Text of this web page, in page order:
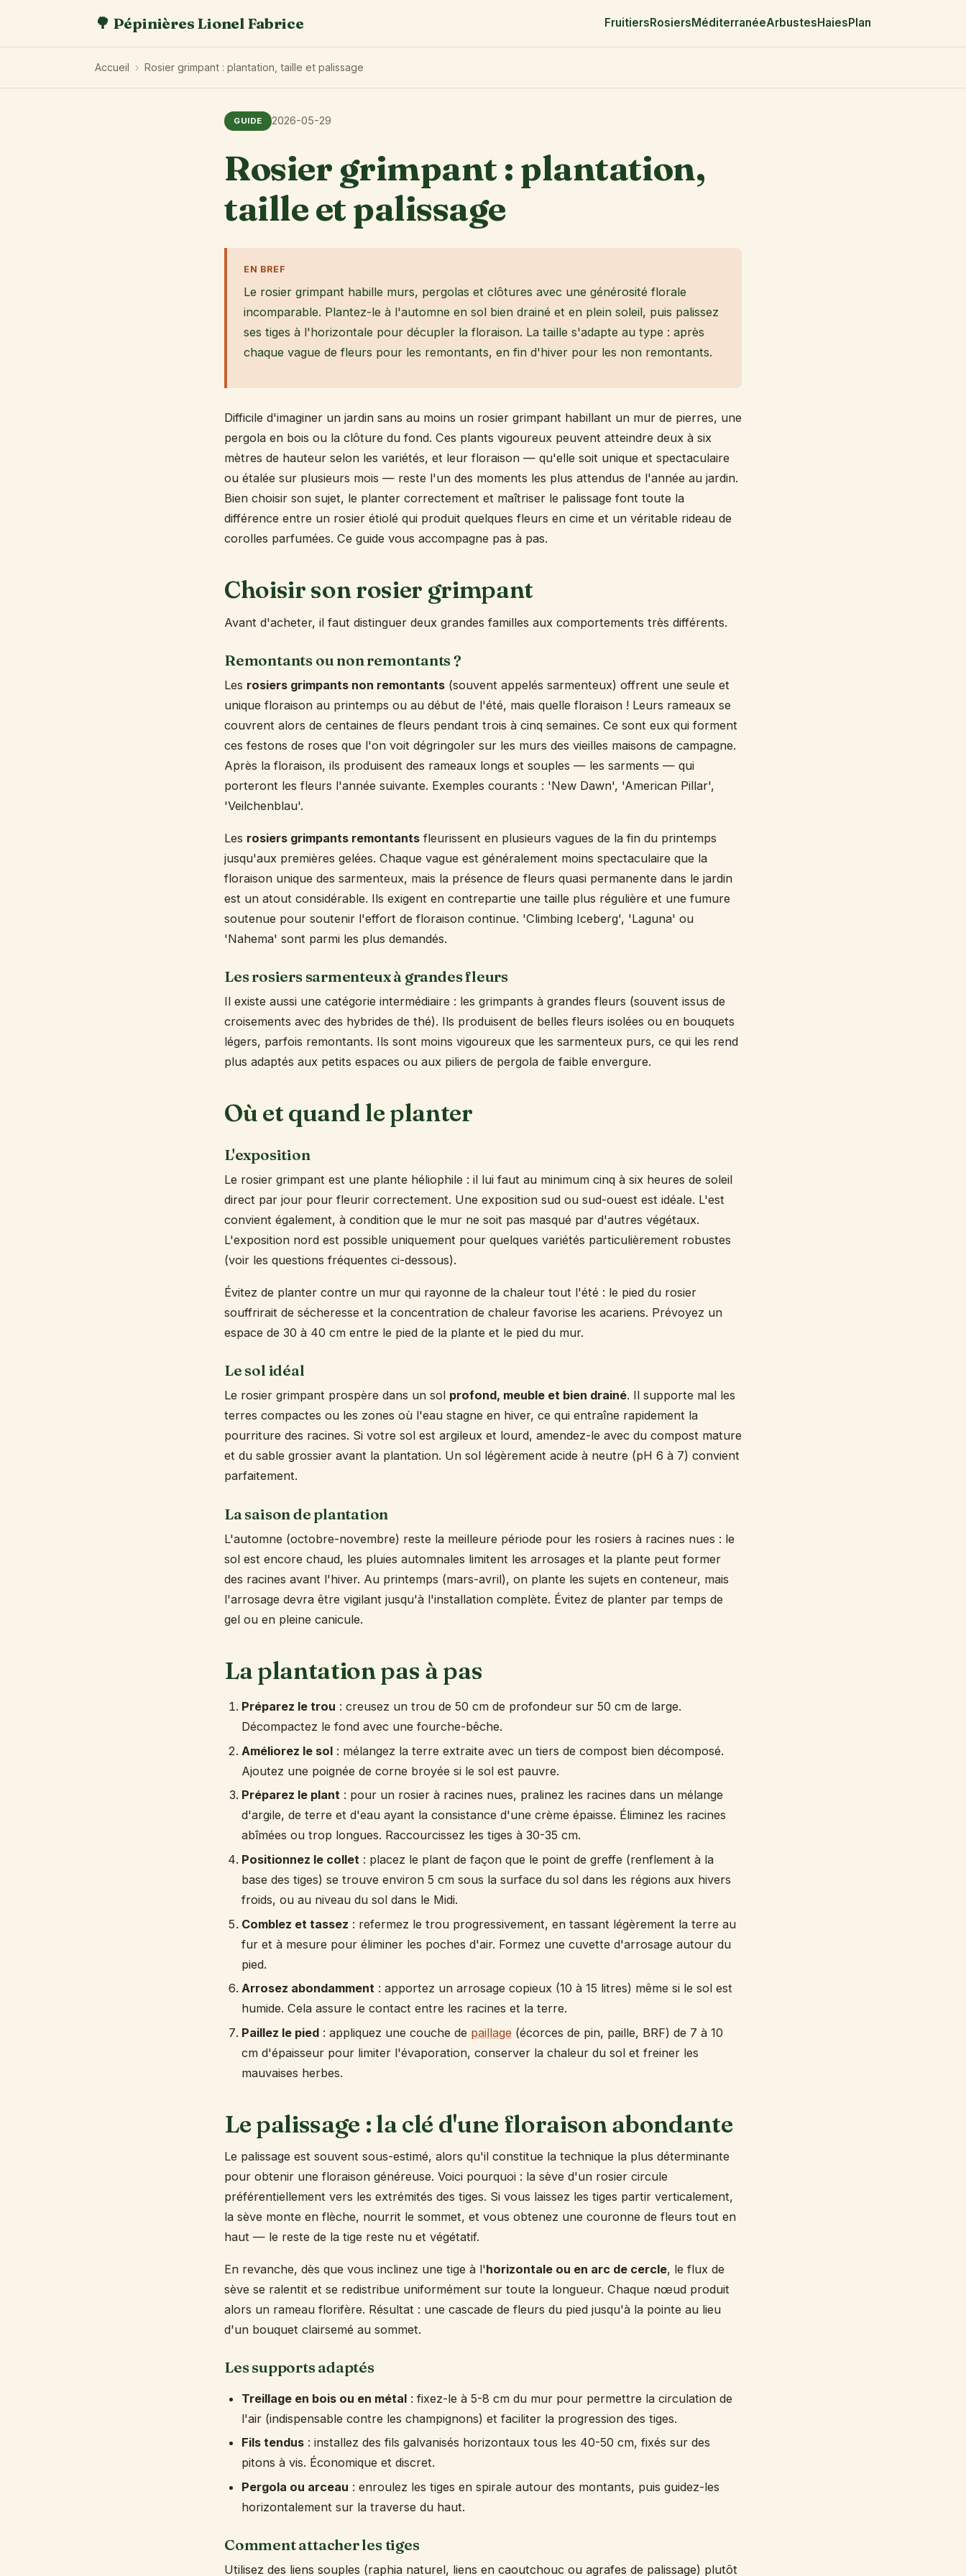
🌳 Pépinières Lionel Fabrice Fruitiers Rosiers MéditerranéeArbustes Haies Plan
Accueil › Rosier grimpant : plantation, taille et palissage
GUIDE 2026-05-29
Rosier grimpant : plantation,
taille et palissage
EN BREF
Le rosier grimpant habille murs, pergolas et clôtures avec une générosité florale
incomparable. Plantez-le à l'automne en sol bien drainé et en plein soleil, puis palissez
ses tiges à l'horizontale pour décupler la floraison. La taille s'adapte au type : après
chaque vague de fleurs pour les remontants, en fin d'hiver pour les non remontants.
Difficile d'imaginer un jardin sans au moins un rosier grimpant habillant un mur de pierres, une
pergola en bois ou la clôture du fond. Ces plants vigoureux peuvent atteindre deux à six
mètres de hauteur selon les variétés, et leur floraison — qu'elle soit unique et spectaculaire
ou étalée sur plusieurs mois — reste l'un des moments les plus attendus de l'année au jardin.
Bien choisir son sujet, le planter correctement et maîtriser le palissage font toute la
différence entre un rosier étiolé qui produit quelques fleurs en cime et un véritable rideau de
corolles parfumées. Ce guide vous accompagne pas à pas.
Choisir son rosier grimpant
Avant d'acheter, il faut distinguer deux grandes familles aux comportements très différents.
Remontants ou non remontants ?
Les rosiers grimpants non remontants (souvent appelés sarmenteux) offrent une seule et
unique floraison au printemps ou au début de l'été, mais quelle floraison ! Leurs rameaux se
couvrent alors de centaines de fleurs pendant trois à cinq semaines. Ce sont eux qui forment
ces festons de roses que l'on voit dégringoler sur les murs des vieilles maisons de campagne.
Après la floraison, ils produisent des rameaux longs et souples — les sarments — qui
porteront les fleurs l'année suivante. Exemples courants : 'New Dawn', 'American Pillar',
'Veilchenblau'.
Les rosiers grimpants remontants fleurissent en plusieurs vagues de la fin du printemps
jusqu'aux premières gelées. Chaque vague est généralement moins spectaculaire que la
floraison unique des sarmenteux, mais la présence de fleurs quasi permanente dans le jardin
est un atout considérable. Ils exigent en contrepartie une taille plus régulière et une fumure
soutenue pour soutenir l'effort de floraison continue. 'Climbing Iceberg', 'Laguna' ou
'Nahema' sont parmi les plus demandés.
Les rosiers sarmenteux à grandes fleurs
Il existe aussi une catégorie intermédiaire : les grimpants à grandes fleurs (souvent issus de
croisements avec des hybrides de thé). Ils produisent de belles fleurs isolées ou en bouquets
légers, parfois remontants. Ils sont moins vigoureux que les sarmenteux purs, ce qui les rend
plus adaptés aux petits espaces ou aux piliers de pergola de faible envergure.
Où et quand le planter
L'exposition
Le rosier grimpant est une plante héliophile : il lui faut au minimum cinq à six heures de soleil
direct par jour pour fleurir correctement. Une exposition sud ou sud-ouest est idéale. L'est
convient également, à condition que le mur ne soit pas masqué par d'autres végétaux.
L'exposition nord est possible uniquement pour quelques variétés particulièrement robustes
(voir les questions fréquentes ci-dessous).
Évitez de planter contre un mur qui rayonne de la chaleur tout l'été : le pied du rosier
souffrirait de sécheresse et la concentration de chaleur favorise les acariens. Prévoyez un
espace de 30 à 40 cm entre le pied de la plante et le pied du mur.
Le sol idéal
Le rosier grimpant prospère dans un sol profond, meuble et bien drainé. Il supporte mal les
terres compactes ou les zones où l'eau stagne en hiver, ce qui entraîne rapidement la
pourriture des racines. Si votre sol est argileux et lourd, amendez-le avec du compost mature
et du sable grossier avant la plantation. Un sol légèrement acide à neutre (pH 6 à 7) convient
parfaitement.
La saison de plantation
L'automne (octobre-novembre) reste la meilleure période pour les rosiers à racines nues : le
sol est encore chaud, les pluies automnales limitent les arrosages et la plante peut former
des racines avant l'hiver. Au printemps (mars-avril), on plante les sujets en conteneur, mais
l'arrosage devra être vigilant jusqu'à l'installation complète. Évitez de planter par temps de
gel ou en pleine canicule.
La plantation pas à pas
Préparez le trou : creusez un trou de 50 cm de profondeur sur 50 cm de large.
Décompactez le fond avec une fourche-bêche.
Améliorez le sol : mélangez la terre extraite avec un tiers de compost bien décomposé.
Ajoutez une poignée de corne broyée si le sol est pauvre.
Préparez le plant : pour un rosier à racines nues, pralinez les racines dans un mélange
d'argile, de terre et d'eau ayant la consistance d'une crème épaisse. Éliminez les racines
abîmées ou trop longues. Raccourcissez les tiges à 30-35 cm.
Positionnez le collet : placez le plant de façon que le point de greffe (renflement à la
base des tiges) se trouve environ 5 cm sous la surface du sol dans les régions aux hivers
froids, ou au niveau du sol dans le Midi.
Comblez et tassez : refermez le trou progressivement, en tassant légèrement la terre au
fur et à mesure pour éliminer les poches d'air. Formez une cuvette d'arrosage autour du
pied.
Arrosez abondamment : apportez un arrosage copieux (10 à 15 litres) même si le sol est
humide. Cela assure le contact entre les racines et la terre.
Paillez le pied : appliquez une couche de paillage (écorces de pin, paille, BRF) de 7 à 10
cm d'épaisseur pour limiter l'évaporation, conserver la chaleur du sol et freiner les
mauvaises herbes.
Le palissage : la clé d'une floraison abondante
Le palissage est souvent sous-estimé, alors qu'il constitue la technique la plus déterminante
pour obtenir une floraison généreuse. Voici pourquoi : la sève d'un rosier circule
préférentiellement vers les extrémités des tiges. Si vous laissez les tiges partir verticalement,
la sève monte en flèche, nourrit le sommet, et vous obtenez une couronne de fleurs tout en
haut — le reste de la tige reste nu et végétatif.
En revanche, dès que vous inclinez une tige à l'horizontale ou en arc de cercle, le flux de
sève se ralentit et se redistribue uniformément sur toute la longueur. Chaque nœud produit
alors un rameau florifère. Résultat : une cascade de fleurs du pied jusqu'à la pointe au lieu
d'un bouquet clairsemé au sommet.
Les supports adaptés
Treillage en bois ou en métal : fixez-le à 5-8 cm du mur pour permettre la circulation de
l'air (indispensable contre les champignons) et faciliter la progression des tiges.
Fils tendus : installez des fils galvanisés horizontaux tous les 40-50 cm, fixés sur des
pitons à vis. Économique et discret.
Pergola ou arceau : enroulez les tiges en spirale autour des montants, puis guidez-les
horizontalement sur la traverse du haut.
Comment attacher les tiges
Utilisez des liens souples (raphia naturel, liens en caoutchouc ou agrafes de palissage) plutôt